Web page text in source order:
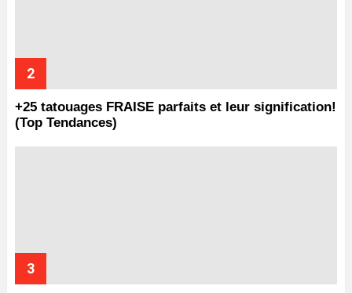
+25 tatouages ​​FRAISE parfaits et leur signification!
(Top Tendances)